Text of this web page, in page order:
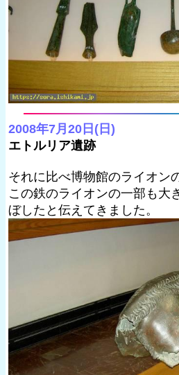
2008年7月20日(日)
エトルリア遺跡
それに比べ博物館のライオン
この鉄のライオンの一部も大
ぼしたと伝えてきました。